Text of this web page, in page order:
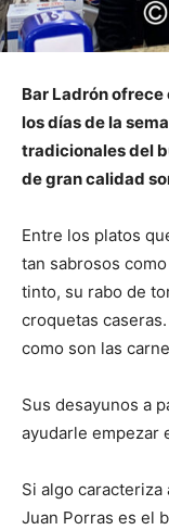
Bar Ladrón
los días de la
tradicionales del
de gran calidad
Entre los platos
tan sabrosos
tinto, su rabo de
croquetas
como son las
Sus desayunos a
ayudarle empezar
Si algo
Juan Porras es el